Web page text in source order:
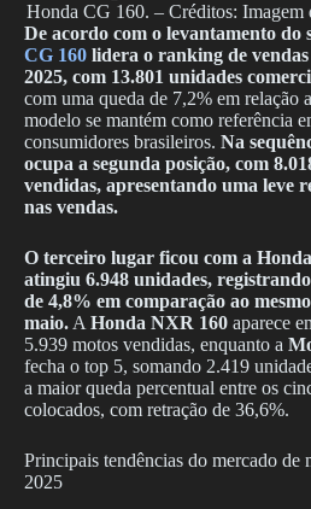
Honda CG 160. – Créditos: Imagem
De acordo com o levantamento do
CG 160 lidera o ranking de
2025, com 13.801 unidades
com uma queda de 7,2% em relação
modelo se mantém como referência
consumidores brasileiros. Na
ocupa a segunda posição, com
vendidas, apresentando uma leve
nas vendas.
O terceiro lugar ficou com a
atingiu 6.948 unidades,
de 4,8% em comparação ao
maio. A Honda NXR 160 aparece
5.939 motos vendidas, enquanto a
fecha o top 5, somando 2.419
a maior queda percentual entre os
colocados, com retração de 36,6%.
Principais tendências do mercado de
2025